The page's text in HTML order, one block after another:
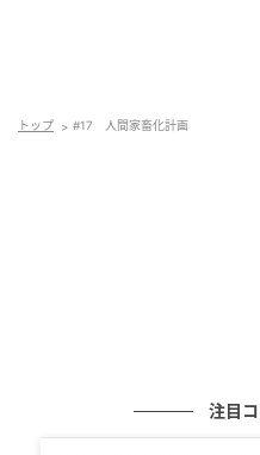
トップ #17 人間家畜化計画
注目